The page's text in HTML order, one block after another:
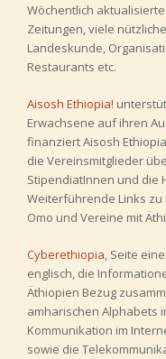
Wöchentlich
Zeitungen, viele
Landeskunde,
Restaurants etc.
Aisosh Ethiopia!
Erwachsene auf ihren
finanziert Aisosh
die Vereinsmitglieder
StipendiatInnen und die
Weiterführende Links
Omo und Vereine mit
Cyberethiopia, Seite
englisch, die
Äthiopien Bezug
amharischen Alphabets
Kommunikation im
sowie die